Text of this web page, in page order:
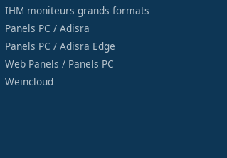
IHM moniteurs grands formats
Panels PC / Adisra
Panels PC / Adisra Edge
Web Panels / Panels PC
Weincloud